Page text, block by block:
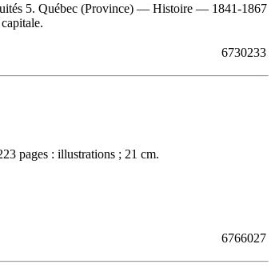
5. Québec (Province) — Histoire — 1841-1867
6730233
pages : illustrations ; 21 cm.
6766027